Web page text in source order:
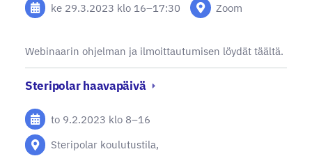
ke 29.3.2023 klo 16–17:30 Zoom
Webinaarin ohjelman ja ilmoittautumisen löydät täältä.
Steripolar haavapäivä
to 9.2.2023 klo 8–16
Steripolar koulutustila,